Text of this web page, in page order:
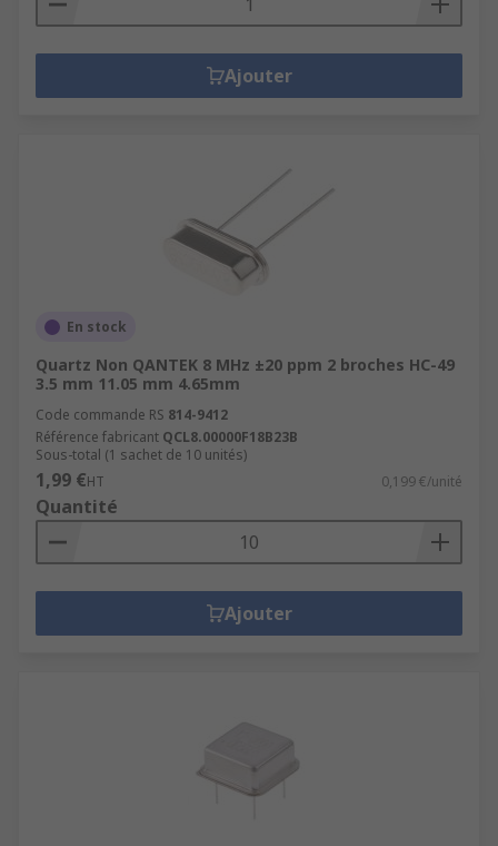
Ajouter
En stock
Quartz Non QANTEK 8 MHz ±20 ppm 2 broches HC-49
3.5 mm 11.05 mm 4.65mm
Code commande RS 814-9412
Référence fabricant QCL8.00000F18B23B
Sous-total (1 sachet de 10 unités)
1,99 €HT 0,199 €/unité
Quantité
Ajouter